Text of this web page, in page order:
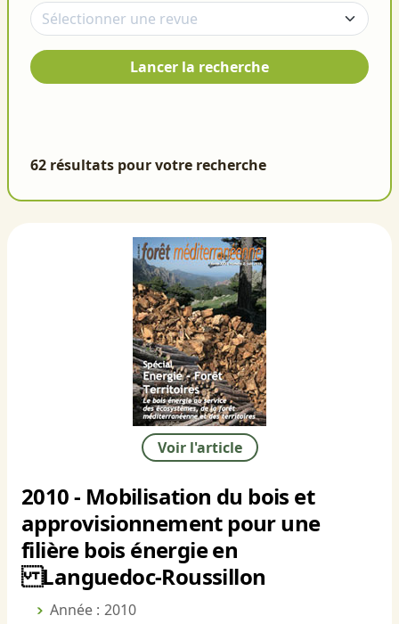
Lancer la recherche
62 résultats pour votre recherche
Voir l'article
2010 - Mobilisation du bois et
approvisionnement pour une
filière bois énergie en
Languedoc-Roussillon
Année : 2010